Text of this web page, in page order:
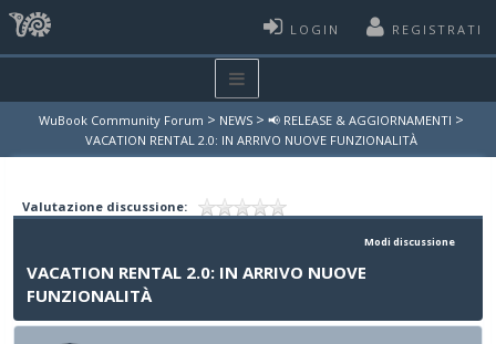
LOGIN REGISTRATI
WuBook Community Forum > NEWS > 📢 RELEASE & AGGIORNAMENTI >
VACATION RENTAL 2.0: IN ARRIVO NUOVE FUNZIONALITÀ
Valutazione discussione:
Modi discussione
VACATION RENTAL 2.0: IN ARRIVO NUOVE
FUNZIONALITÀ